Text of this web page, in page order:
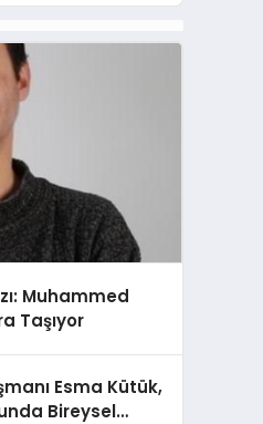
Muhammed
Taşıyor
Esma Kütük,
Bireysel